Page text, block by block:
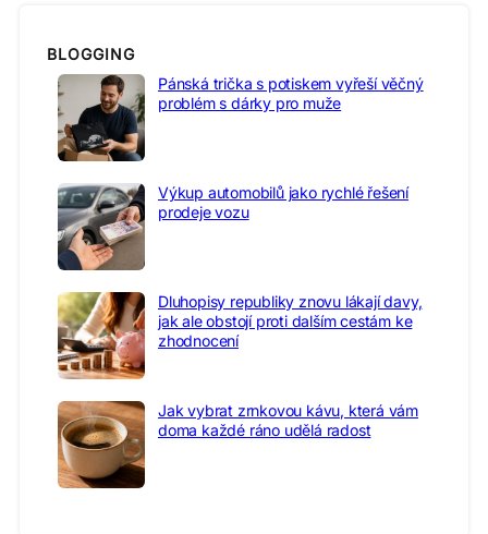
BLOGGING
Pánská trička s potiskem vyřeší věčný
problém s dárky pro muže
Výkup automobilů jako rychlé řešení
prodeje vozu
Dluhopisy republiky znovu lákají davy,
jak ale obstojí proti dalším cestám ke
zhodnocení
Jak vybrat zrnkovou kávu, která vám
doma každé ráno udělá radost